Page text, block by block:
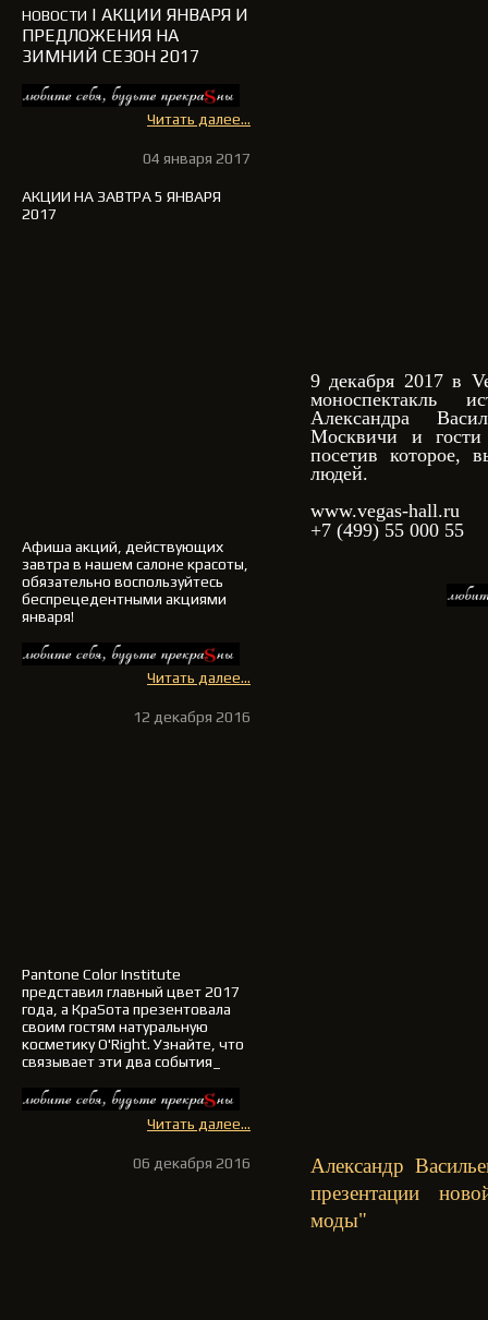
НОВОСТИ | АКЦИИ ЯНВАРЯ И
ПРЕДЛОЖЕНИЯ НА
ЗИМНИЙ СЕЗОН 2017
Читать далее...
04 января 2017
АКЦИИ НА ЗАВТРА 5 ЯНВАРЯ
2017
Афиша акций, действующих
завтра в нашем салоне красоты,
обязательно воспользуйтесь
беспрецедентными акциями
января!
Читать далее...
12 декабря 2016
Pantone Color Institute
представил главный цвет 2017
года , а КраSота презентовала
своим гостям натуральную
косметикуO'Right. Узнайте, что
связывает эти два события_
Читать далее...
06 декабря 2016
9 декабря 2017 в
моноспектакль
Александра
Москвичи и гости
посетив которое,
людей.
www.vegas-hall.ru
+7 (499) 55 000 55
Александр
презентации
моды"